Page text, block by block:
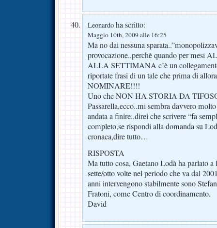
Leonardo ha scritto:
Maggio 10th, 2009 alle 16:25
Ma no dai nessuna
provocazione..perchè quando per mesi
ALLA SETTIMANA c’è un
riportate frasi di un tale che prima di
NOMINARE!!!!
Uno che NON HA STORIA DA
Passarella,ecco..mi sembra davvero
andata a finire..direi che scrivere “fa
completo,se rispondi alla domanda su
cronaca,dire tutto…
RISPOSTA
Ma tutto cosa, Gaetano Lodà ha parlato
sette/otto volte nel periodo che va dal
anni intervengono stabilmente sono
Fratoni, come Centro di coordinamento.
David